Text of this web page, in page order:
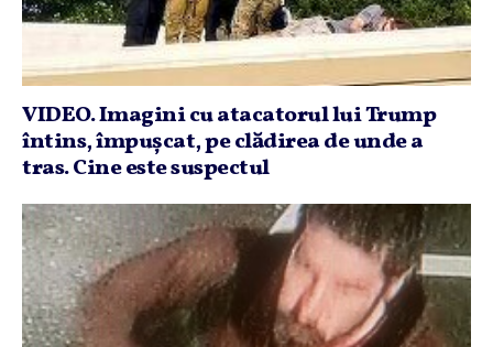
VIDEO. Imagini cu atacatorul lui Trump
întins, împuşcat, pe clădirea de unde a
tras. Cine este suspectul